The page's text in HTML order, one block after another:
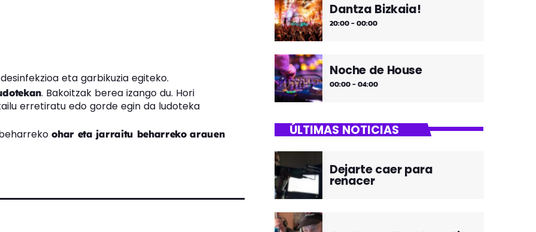
eta garbikuzia egiteko.
. Bakoitzak berea izango du. Hori
erretiratu edo gorde egin da ludoteka
ohar eta jarraitu beharreko arauen
Dantza Bizkaia!
20:00 - 00:00
Noche de House
00:00 - 04:00
ÚLTIMAS NOTICIAS
Dejarte caer para
renacer